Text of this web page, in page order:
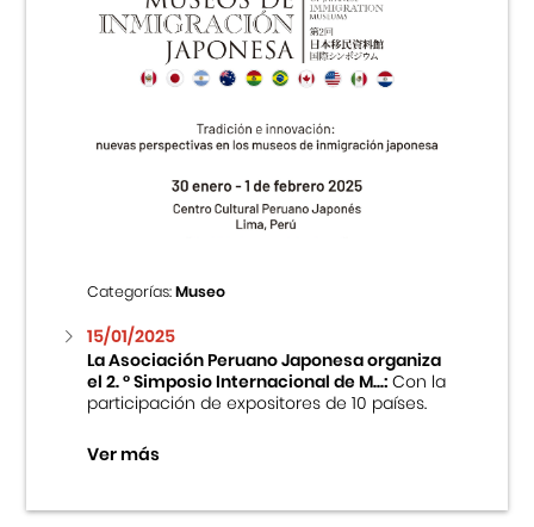
Categorías:Museo
15/01/2025
La Asociación Peruano Japonesa organiza
el 2. ° Simposio Internacional de M...:Con la
participación de expositores de 10 países.
Ver más